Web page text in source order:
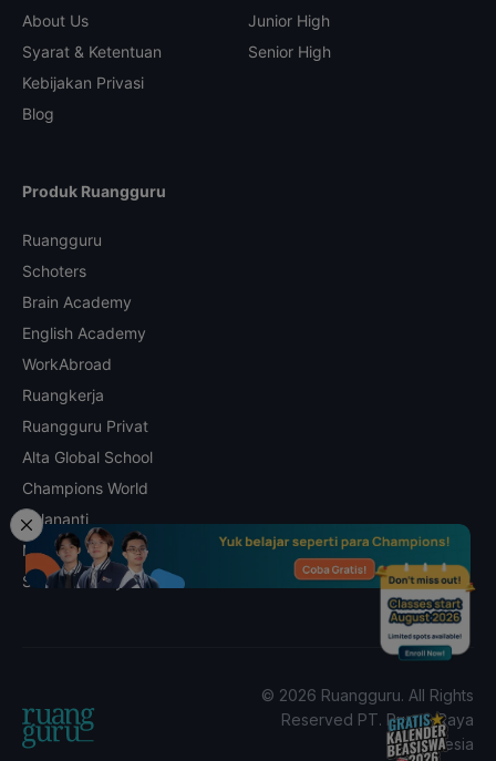
About Us
Syarat & Ketentuan
Kebijakan Privasi
Blog
Junior High
Senior High
Produk Ruangguru
Ruangguru
Schoters
Brain Academy
English Academy
WorkAbroad
Ruangkerja
Ruangguru Privat
Alta Global School
Champions World
Kalananti
Math Champs
Skill Academy
© 2026 Ruangguru. All Rights
Reserved PT. Ruang Raya
Indonesia